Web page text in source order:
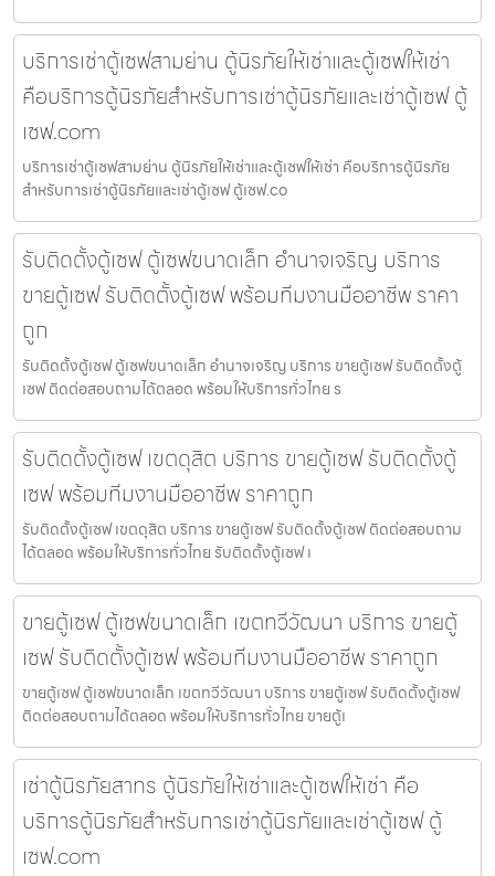
บริการเช่าตู้เซฟสามย่าน ตู้นิรภัยให้เช่าและตู้เซฟให้เช่า
คือบริการตู้นิรภัยสำหรับการเช่าตู้นิรภัยและเช่าตู้เซฟ ตู้
เซฟ.com
บริการเช่าตู้เซฟสามย่าน ตู้นิรภัยให้เช่าและตู้เซฟให้เช่า คือบริการตู้นิรภัย
สำหรับการเช่าตู้นิรภัยและเช่าตู้เซฟ ตู้เซฟ.co
รับติดตั้งตู้เซฟ ตู้เซฟขนาดเล็ก อำนาจเจริญ บริการ
ขายตู้เซฟ รับติดตั้งตู้เซฟ พร้อมทีมงานมืออาชีพ ราคา
ถูก
รับติดตั้งตู้เซฟ ตู้เซฟขนาดเล็ก อำนาจเจริญ บริการ ขายตู้เซฟ รับติดตั้งตู้
เซฟ ติดต่อสอบถามได้ตลอด พร้อมให้บริการทั่วไทย ร
รับติดตั้งตู้เซฟ เขตดุสิต บริการ ขายตู้เซฟ รับติดตั้งตู้
เซฟ พร้อมทีมงานมืออาชีพ ราคาถูก
รับติดตั้งตู้เซฟ เขตดุสิต บริการ ขายตู้เซฟ รับติดตั้งตู้เซฟ ติดต่อสอบถาม
ได้ตลอด พร้อมให้บริการทั่วไทย รับติดตั้งตู้เซฟ เ
ขายตู้เซฟ ตู้เซฟขนาดเล็ก เขตทวีวัฒนา บริการ ขายตู้
เซฟ รับติดตั้งตู้เซฟ พร้อมทีมงานมืออาชีพ ราคาถูก
ขายตู้เซฟ ตู้เซฟขนาดเล็ก เขตทวีวัฒนา บริการ ขายตู้เซฟ รับติดตั้งตู้เซฟ
ติดต่อสอบถามได้ตลอด พร้อมให้บริการทั่วไทย ขายตู้เ
เช่าตู้นิรภัยสาทร ตู้นิรภัยให้เช่าและตู้เซฟให้เช่า คือ
บริการตู้นิรภัยสำหรับการเช่าตู้นิรภัยและเช่าตู้เซฟ ตู้
เซฟ.com